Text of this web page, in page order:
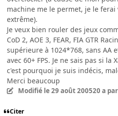
machine me le permet, je le ferai
extrême).
Je veux bien rouler des jeux
CoD 2, AOE 3, FEAR, FIA GTR
supérieure à 1024*768, sans AA
avec 60+ FPS. Je ne sais pas si la
c'est pourquoi je suis indécis,
Merci beaucoup
Modifié le 29 août 200520 a
Citer